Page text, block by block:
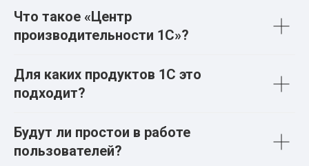
Что такое «Центр
производительности 1С»?
Для каких продуктов 1С это
подходит?
Будут ли простои в работе
пользователей?